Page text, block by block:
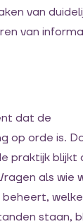
van
van
dat de
op orde is.
praktijk blijkt
als wie
staan,